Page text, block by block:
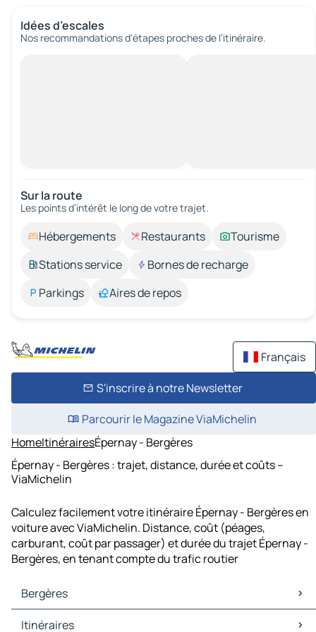
Idées d’escales
Nos recommandations d'étapes proches de l’itinéraire.
Sur la route
Les points d’intérêt le long de votre trajet.
Hébergements Restaurants
Tourisme
Stations service
Bornes de recharge
Parkings
Aires de repos
Français
S'inscrire à notre Newsletter
Parcourir le Magazine ViaMichelin
HomeItinérairesÉpernay - Bergères
Épernay - Bergères : trajet, distance, durée et coûts –
ViaMichelin
Calculez facilement votre itinéraire Épernay - Bergères en
voiture avec ViaMichelin. Distance, coût (péages,
carburant, coût par passager) et durée du trajet Épernay -
Bergères, en tenant compte du trafic routier
Bergères
Bergères Cartes et plans
Itinéraires